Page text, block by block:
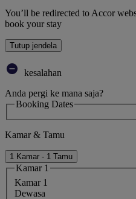
You’ll be redirected to Accor
book your stay
Tutup jendela
kesalahan
Anda pergi ke mana saja?
Booking Dates
Kamar & Tamu
1 Kamar - 1 Tamu
Kamar 1
Kamar 1
Dewasa